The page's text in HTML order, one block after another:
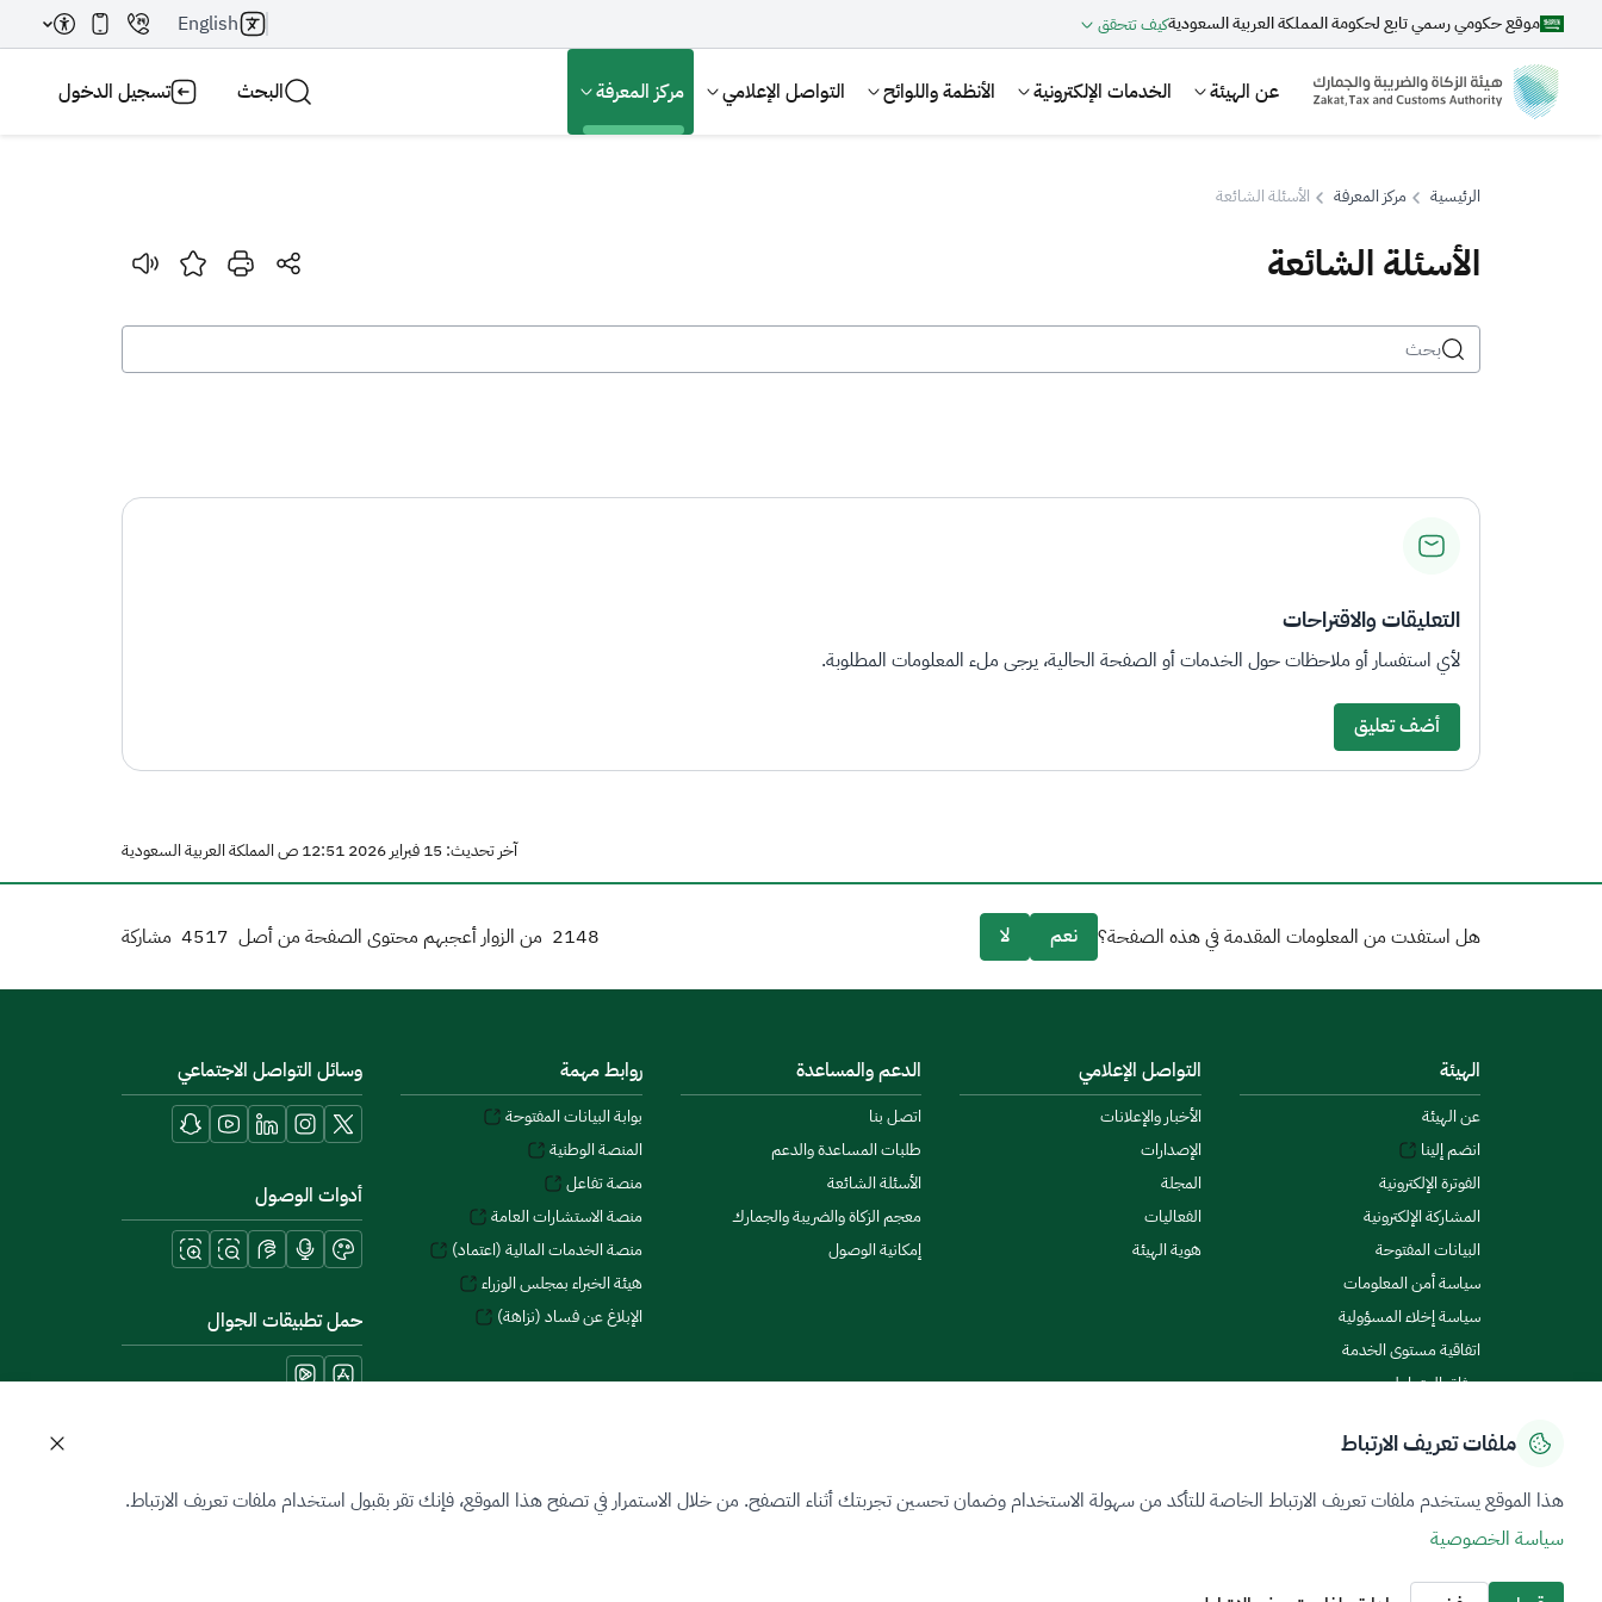
موقع حكومي رسمي تابع لحكومة المملكة العربية السعوديةكيف تتحقق English
عن الهيئة الخدمات الإلكترونية الأنظمة واللوائح التواصل الإعلامي مركز المعرفة البحث تسجيل الدخول
بحث
الرئيسية مركز المعرفة الأسئلة الشائعة
الأسئلة الشائعة
التعليقات والاقتراحات
لأي استفسار أو ملاحظات حول الخدمات أو الصفحة الحالية، يرجى ملء المعلومات المطلوبة.
أضف تعليق
آخر تحديث: 15 فبراير 2026 12:51 ص المملكة العربية السعودية
2148 من الزوار أعجبهم محتوى الصفحة من أصل 4517 مشاركة هل استفدت من المعلومات المقدمة في هذه الصفحة؟ نعم لا
الهيئة
عن الهيئة
انضم إلينا
الفوترة الإلكترونية
المشاركة الإلكترونية
البيانات المفتوحة
سياسة أمن المعلومات
سياسة إخلاء المسؤولية
اتفاقية مستوى الخدمة
ميثاق المتعاملين
التواصل الإعلامي
الأخبار والإعلانات
الإصدارات
المجلة
الفعاليات
هوية الهيئة
الدعم والمساعدة
اتصل بنا
طلبات المساعدة والدعم
الأسئلة الشائعة
معجم الزكاة والضريبة والجمارك
إمكانية الوصول
روابط مهمة
بوابة البيانات المفتوحة
المنصة الوطنية
منصة تفاعل
منصة الاستشارات العامة
منصة الخدمات المالية (اعتماد)
هيئة الخبراء بمجلس الوزراء
الإبلاغ عن فساد (نزاهة)
وسائل التواصل الاجتماعي
أدوات الوصول
حمل تطبيقات الجوال
جميع الحقوق محفوظة 2026 © ZATCA.GOV.SA
ملفات تعريف الارتباط
هذا الموقع يستخدم ملفات تعريف الارتباط الخاصة للتأكد من سهولة الاستخدام وضمان تحسين تجربتك أثناء التصفح. من خلال الاستمرار في تصفح هذا الموقع، فإنك تقر بقبول استخدام ملفات تعريف الارتباط.
سياسة الخصوصية